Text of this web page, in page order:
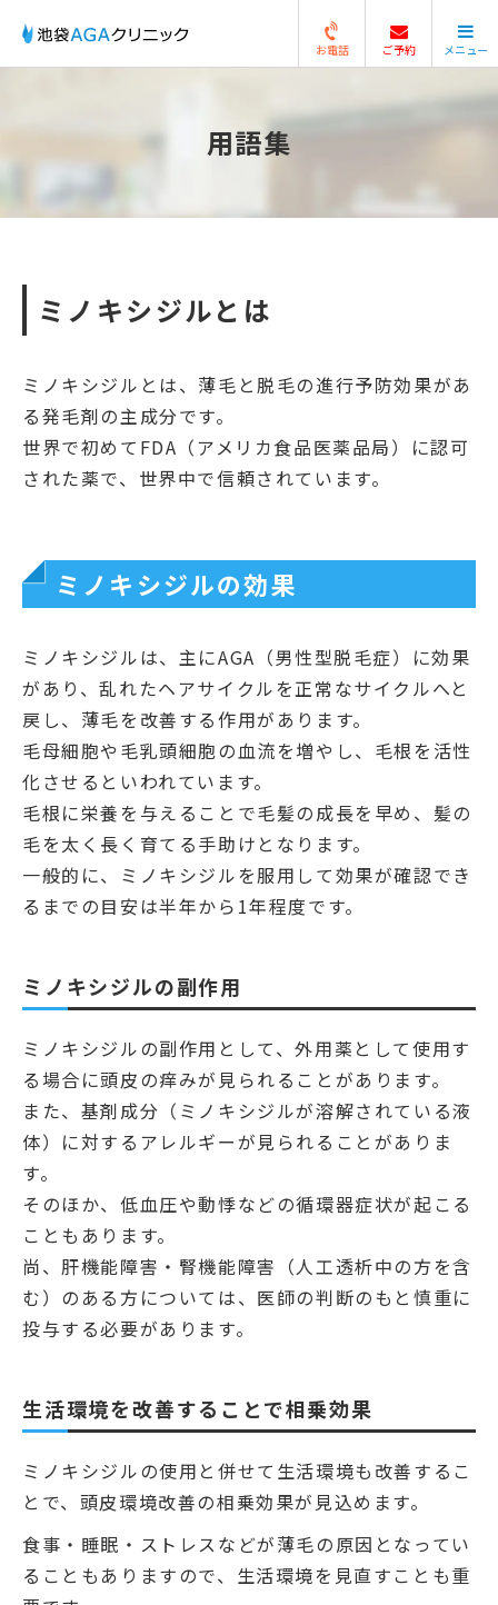
お電話 ご予約 メニュー
閉じる
用語集
ミノキシジルとは
ミノキシジルとは、薄毛と脱毛の進行予防効果があ
る発毛剤の主成分です。
世界で初めてFDA（アメリカ食品医薬品局）に認可
された薬で、世界中で信頼されています。
ミノキシジルの効果
ミノキシジルは、主にAGA（男性型脱毛症）に効果
があり、乱れたヘアサイクルを正常なサイクルへと
戻し、薄毛を改善する作用があります。
毛母細胞や毛乳頭細胞の血流を増やし、毛根を活性
化させるといわれています。
毛根に栄養を与えることで毛髪の成長を早め、髪の
毛を太く長く育てる手助けとなります。
一般的に、ミノキシジルを服用して効果が確認でき
るまでの目安は半年から1年程度です。
ミノキシジルの副作用
ミノキシジルの副作用として、外用薬として使用す
る場合に頭皮の痒みが見られることがあります。
また、基剤成分（ミノキシジルが溶解されている液
体）に対するアレルギーが見られることがありま
す。
そのほか、低血圧や動悸などの循環器症状が起こる
こともあります。
尚、肝機能障害・腎機能障害（人工透析中の方を含
む）のある方については、医師の判断のもと慎重に
投与する必要があります。
生活環境を改善することで相乗効果
ミノキシジルの使用と併せて生活環境も改善するこ
とで、頭皮環境改善の相乗効果が見込めます。
食事・睡眠・ストレスなどが薄毛の原因となってい
ることもありますので、生活環境を見直すことも重